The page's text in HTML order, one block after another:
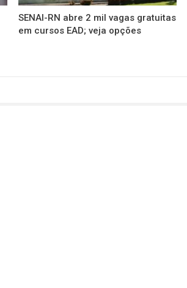
SENAI-RN abre 2 mil vagas gratuitas
em cursos EAD; veja opções